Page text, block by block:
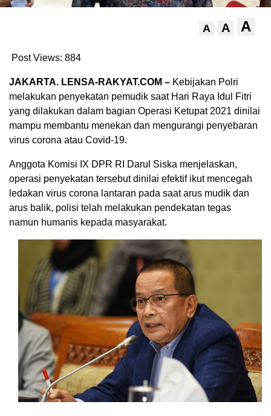
A A A
Post Views: 884
JAKARTA. LENSA-RAKYAT.COM – Kebijakan Polri
melakukan penyekatan pemudik saat Hari Raya Idul Fitri
yang dilakukan dalam bagian Operasi Ketupat 2021 dinilai
mampu membantu menekan dan mengurangi penyebaran
virus corona atau Covid-19.
Anggota Komisi IX DPR RI Darul Siska menjelaskan,
operasi penyekatan tersebut dinilai efektif ikut mencegah
ledakan virus corona lantaran pada saat arus mudik dan
arus balik, polisi telah melakukan pendekatan tegas
namun humanis kepada masyarakat.